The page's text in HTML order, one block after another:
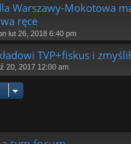
Warszawy-Mokotowa
ręce
lut 26, 2018 6:40 pm
TVP+fiskus i
20, 2017 12:00 am